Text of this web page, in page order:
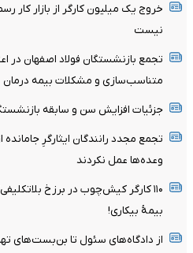
نیست
تجمع بازنشستگان فولاد اصفهان در
متناسب‌سازی و مشکلات بیمه درمان
جزئیات افزایش سن و سابقه
تجمع مجدد رانندگان ایثارگرِ
وعده‌ها عمل نکردند
۱۱۰ کارگر کیش‌چوب در برزخ
بیمۀ بیکاری!
از دادگاه‌های سئول تا بن‌بست‌های